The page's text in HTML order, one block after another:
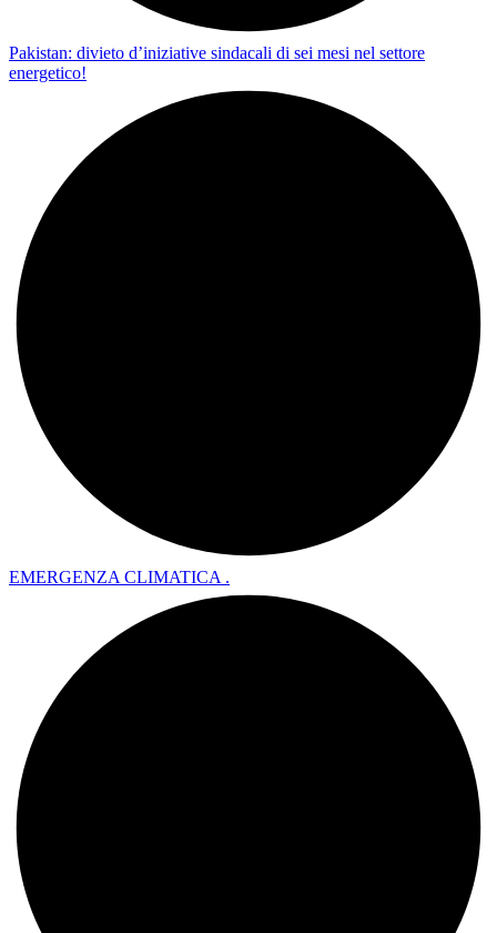
Pakistan: divieto d’iniziative sindacali di sei mesi nel settore
energetico!
EMERGENZA CLIMATICA .